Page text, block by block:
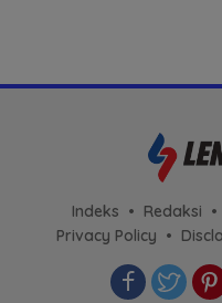
Indeks Redaksi
Privacy Policy